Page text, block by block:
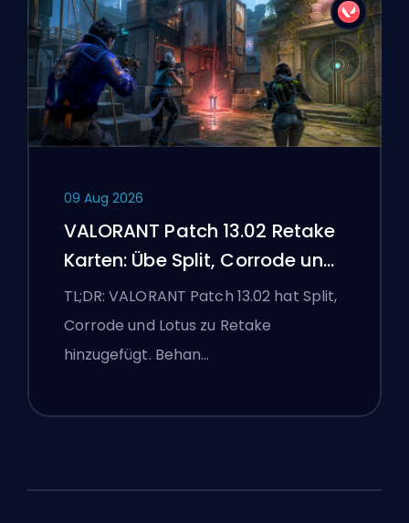
09 Aug 2026
VALORANT Patch 13.02 Retake
Karten: Übe Split, Corrode und
Lotus
TL;DR: VALORANT Patch 13.02 hat Split,
Corrode und Lotus zu Retake
hinzugefügt. Behan…